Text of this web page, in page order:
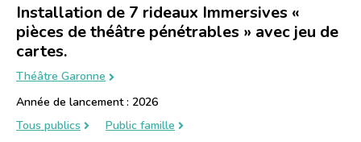
Installation de 7 rideaux Immersives «
pièces de théâtre pénétrables » avec jeu de
cartes.
Théâtre Garonne
Année de lancement : 2026
Tous publics
Public famille